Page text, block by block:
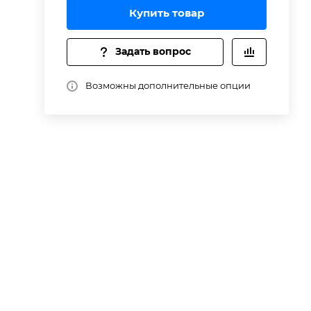
Купить товар
Задать вопрос
Возможны дополнительные опции